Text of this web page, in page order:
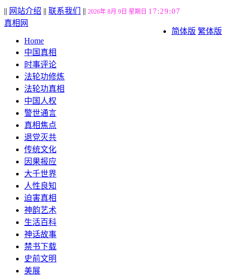
|| 网站介绍 || 联系我们 || 2026年 8月 9日 星期日 17:29:07
简体版 繁体版
真相网
Home
中国真相
时事评论
法轮功修炼
法轮功真相
中国人权
警世通言
真相焦点
退党灭共
传统文化
因果报应
大千世界
人性良知
迫害真相
神韵艺术
生活百科
神话故事
禁书下载
史前文明
美展